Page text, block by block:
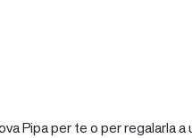
Pipa per te o per regalarla a